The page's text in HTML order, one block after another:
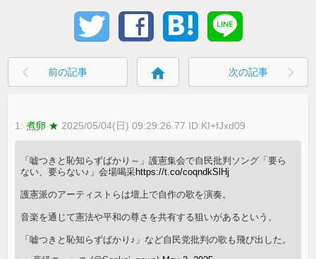
前の記事 home 次の記事
1:煮卵 ★ 2025/05/04(日) 09:29:26.77 ID:KI+fJxd09
「嘘つきと恥知らずばかり～」護憲集会で自民批判ソング「要ら
ない、要らない♪」会場喝采https://t.co/coqndkSlHj
護憲派のアーティストらは壇上で自作の歌を演奏。
音楽を通じて憲法や平和の尊さを共有する狙いがあるという。
「嘘つきと恥知らずばかり♪」など自民党批判の歌も飛び出した。